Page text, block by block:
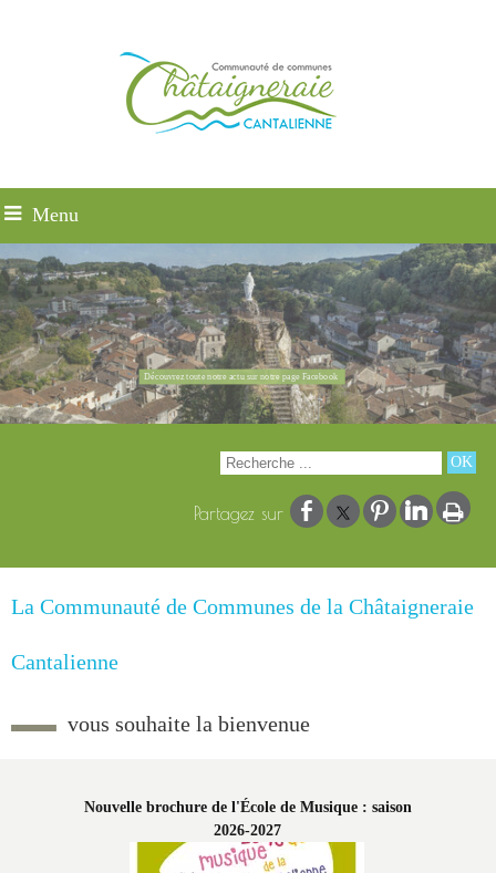
Menu
Découvrez toute notre actu sur notre page Facebook
La Communauté de Communes de la Châtaigneraie
Cantalienne
vous souhaite la bienvenue
Nouvelle brochure de l'École de Musique : saison
2026-2027